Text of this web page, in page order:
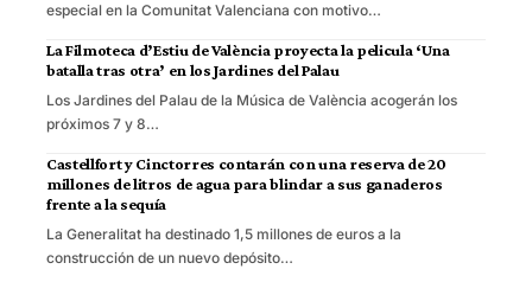
especial en la Comunitat Valenciana con motivo…
La Filmoteca d’Estiu de València proyecta la pelicula ‘Una
batalla tras otra’ en los Jardines del Palau
Los Jardines del Palau de la Música de València acogerán los
próximos 7 y 8…
Castellfort y Cinctorres contarán con una reserva de 20
millones de litros de agua para blindar a sus ganaderos
frente a la sequía
La Generalitat ha destinado 1,5 millones de euros a la
construcción de un nuevo depósito…